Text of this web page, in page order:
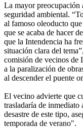
La mayor preocupación
seguridad ambiental.
al famoso oleoducto
que se acaba de hacer
que la Intendencia ha
situación clara del
comisión de vecinos de
a la paralización de
al descender el puente
El vecino advierte que
trasladaría de
desastre de este tipo,
temporada de verano".